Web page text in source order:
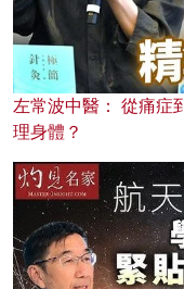
左常波中醫： 從痛症
理身體？